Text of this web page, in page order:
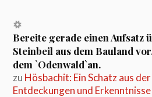
Bereite gerade einen Aufsatz
Steinbeil aus dem Bauland
dem `Odenwald`an.
zu Hösbachit: Ein Schatz aus
Entdeckungen und Erkenntnisse